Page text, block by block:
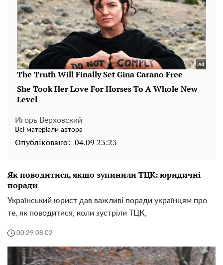
Игорь Верховский
Всі матеріали автора
Опубліковано: 04.09 23:23
Як поводитися, якщо зупинили ТЦК: юридичні
поради
Український юрист дав важливі поради українцям про
те, як поводитися, коли зустріли ТЦК,
00:29 08.02